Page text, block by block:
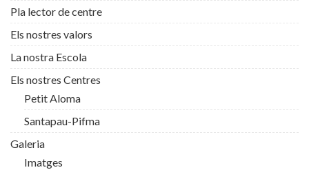
Pla lector de centre
Els nostres valors
La nostra Escola
Els nostres Centres
Petit Aloma
Santapau-Pifma
Galeria
Imatges